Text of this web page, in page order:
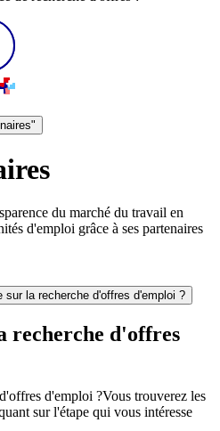
du marché du travail en
d'emploi grâce à ses partenaires
sur la recherche d'offres d'emploi ?
recherche d'offres
d'emploi ?Vous trouverez les
sur l'étape qui vous intéresse